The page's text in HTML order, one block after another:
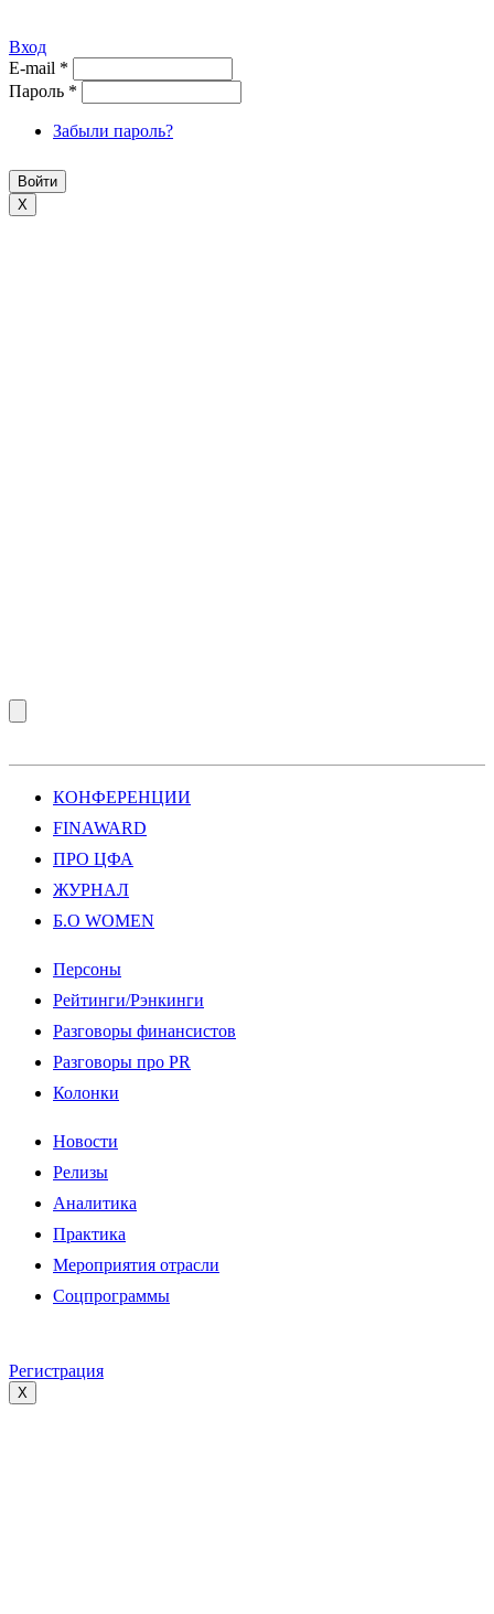
Вход
E-mail *
Пароль *
Забыли пароль?
X
КОНФЕРЕНЦИИ
FINAWARD
ПРО ЦФА
ЖУРНАЛ
Б.О WOMEN
Персоны
Рейтинги/Рэнкинги
Разговоры финансистов
Разговоры про PR
Колонки
Новости
Релизы
Аналитика
Практика
Мероприятия отрасли
Соцпрограммы
Регистрация
X